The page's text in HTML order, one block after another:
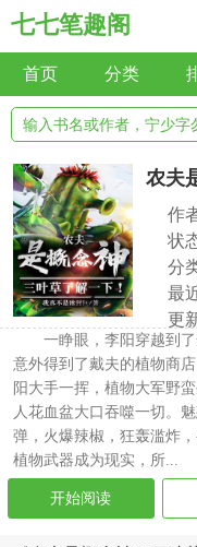
七七笔趣阁
首页 分类
农夫
作
状
分
最
更
一睁眼，李阳穿越到
意外得到了戴夫的植物商
阳大手一挥，植物大军野
人花血盆大口吞噬一切。
弹，火爆辣椒，狂轰滥炸
植物武器成为现实，所...
开始阅读